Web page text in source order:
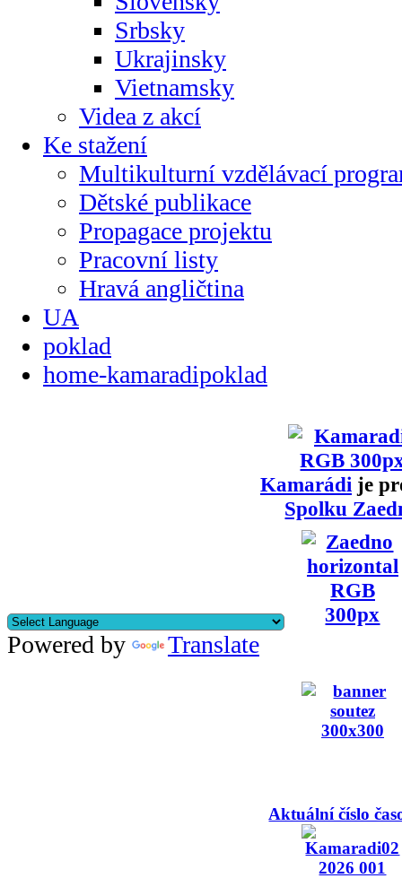
Srbsky
Ukrajinsky
Vietnamsky
Videa z akcí
Ke stažení
Multikulturní vzdělávací
Dětské publikace
Propagace projektu
Pracovní listy
Hravá angličtina
UA
poklad
home-kamaradipoklad
Kamarádi je
Spolku
Powered by Translate
Aktuální číslo